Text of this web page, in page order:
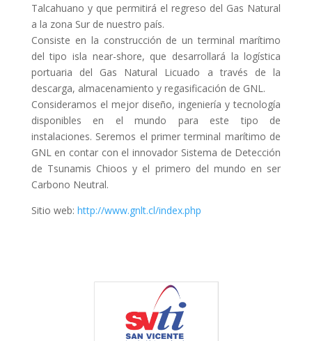
Talcahuano y que permitirá el regreso del Gas Natural
a la zona Sur de nuestro país.
Consiste en la construcción de un terminal marítimo
del tipo isla near-shore, que desarrollará la logística
portuaria del Gas Natural Licuado a través de la
descarga, almacenamiento y regasificación de GNL.
Consideramos el mejor diseño, ingeniería y tecnología
disponibles en el mundo para este tipo de
instalaciones. Seremos el primer terminal marítimo de
GNL en contar con el innovador Sistema de Detección
de Tsunamis Chioos y el primero del mundo en ser
Carbono Neutral.
Sitio web: http://www.gnlt.cl/index.php